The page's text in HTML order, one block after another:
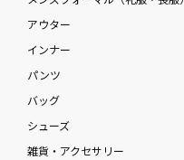
アウター
インナー
パンツ
バッグ
シューズ
雑貨・アクセサリー